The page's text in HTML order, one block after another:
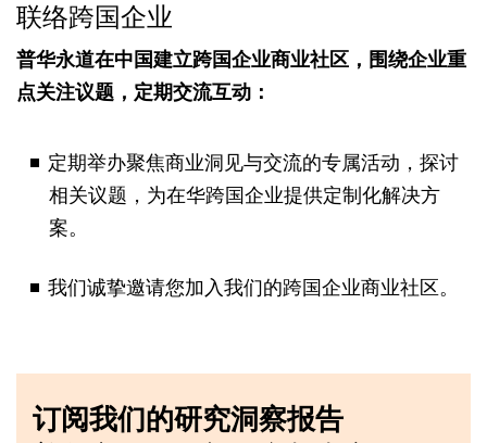
联络跨国企业
普华永道在中国建立跨国企业商业社区，围绕企业重
点关注议题，定期交流互动：
定期举办聚焦商业洞见与交流的专属活动，探讨
相关议题，为在华跨国企业提供定制化解决方
案。
我们诚挚邀请您加入我们的跨国企业商业社区。
订阅我们的研究洞察报告